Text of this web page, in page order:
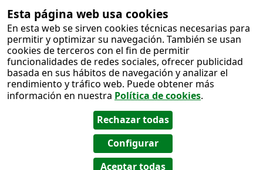
Esta página web usa cookies
En esta web se sirven cookies técnicas necesarias para
permitir y optimizar su navegación. También se usan
cookies de terceros con el fin de permitir
funcionalidades de redes sociales, ofrecer publicidad
basada en sus hábitos de navegación y analizar el
rendimiento y tráfico web. Puede obtener más
información en nuestra Política de cookies.